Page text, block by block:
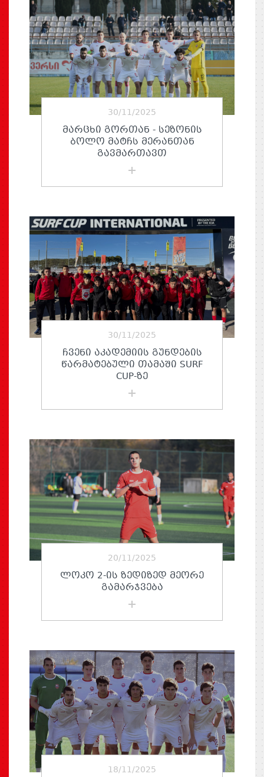
30/11/2025
ᲛᲐᲠᲪᲮᲘ ᲒᲝᲠᲗᲐᲜ - ᲡᲔᲖᲝᲜᲘᲡ
ᲑᲝᲚᲝ ᲛᲐᲢᲩᲡ ᲛᲔᲠᲐᲜᲗᲐᲜ
ᲒᲐᲕᲛᲐᲠᲗᲐᲕᲗ
30/11/2025
ᲩᲕᲔᲜᲘ ᲐᲙᲐᲓᲔᲛᲘᲘᲡ ᲒᲣᲜᲓᲔᲑᲘᲡ
ᲬᲐᲠᲛᲐᲢᲔᲑᲣᲚᲘ ᲗᲐᲛᲐᲨᲘ SURF
CUP-ᲖᲔ
20/11/2025
ᲚᲝᲙᲝ 2-ᲘᲡ ᲖᲔᲓᲘᲖᲔᲓ ᲛᲔᲝᲠᲔ
ᲒᲐᲛᲐᲠᲯᲕᲔᲑᲐ
18/11/2025